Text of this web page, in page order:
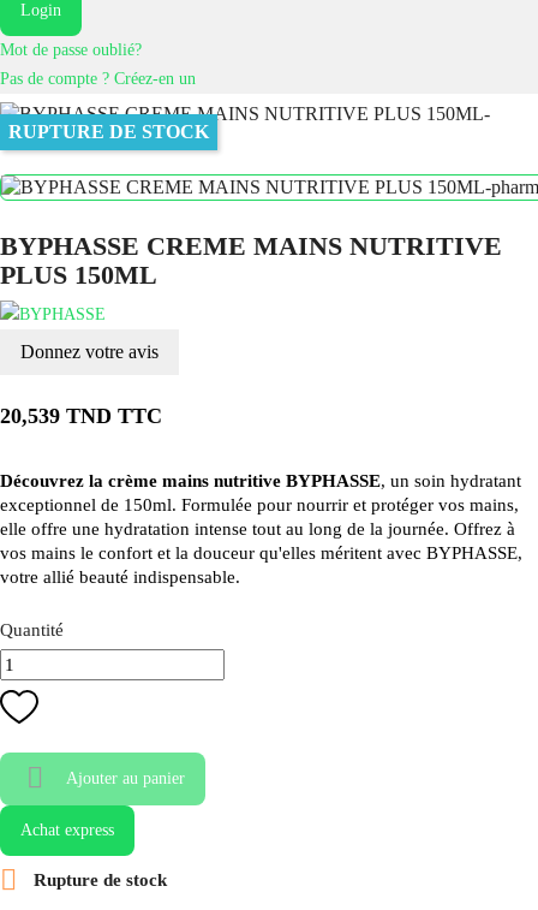
Login
Mot de passe oublié?
Pas de compte ? Créez-en un
RUPTURE DE STOCK
BYPHASSE CREME MAINS NUTRITIVE
PLUS 150ML
Donnez votre avis
20,539 TND TTC
Découvrez la crème mains nutritive BYPHASSE, un soin hydratant
exceptionnel de 150ml. Formulée pour nourrir et protéger vos mains,
elle offre une hydratation intense tout au long de la journée. Offrez à
vos mains le confort et la douceur qu'elles méritent avec BYPHASSE,
votre allié beauté indispensable.
Quantité
 Ajouter au panier
Achat express
 Rupture de stock